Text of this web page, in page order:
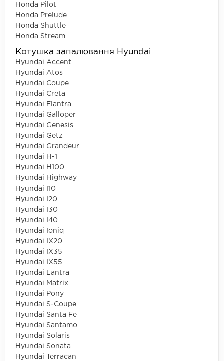
Honda Pilot
Honda Prelude
Honda Shuttle
Honda Stream
Котушка запалювання Hyundai
Hyundai Accent
Hyundai Atos
Hyundai Coupe
Hyundai Creta
Hyundai Elantra
Hyundai Galloper
Hyundai Genesis
Hyundai Getz
Hyundai Grandeur
Hyundai H-1
Hyundai H100
Hyundai Highway
Hyundai I10
Hyundai I20
Hyundai I30
Hyundai I40
Hyundai Ioniq
Hyundai IX20
Hyundai IX35
Hyundai IX55
Hyundai Lantra
Hyundai Matrix
Hyundai Pony
Hyundai S-Coupe
Hyundai Santa Fe
Hyundai Santamo
Hyundai Solaris
Hyundai Sonata
Hyundai Terracan